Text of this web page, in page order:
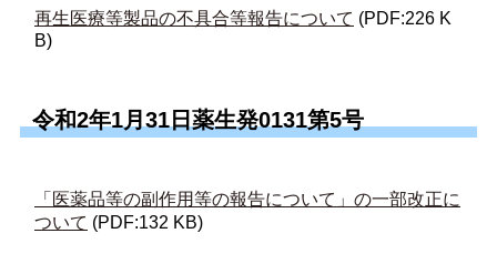
再生医療等製品の不具合等報告について (PDF:226 K
B)
令和2年1月31日薬生発0131第5号
「医薬品等の副作用等の報告について」の一部改正に
ついて (PDF:132 KB)